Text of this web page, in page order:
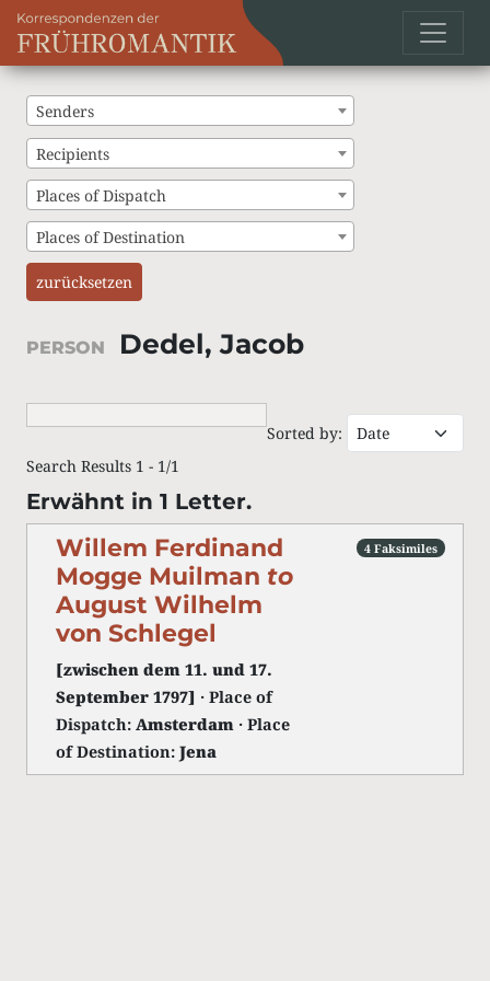
Senders
Recipients
Places of Dispatch
Places of Destination
zurücksetzen
PERSON Dedel, Jacob
Sorted by:
Search Results 1 - 1/1
Erwähnt in 1 Letter.
Willem Ferdinand
Mogge Muilman to
August Wilhelm
von Schlegel
[zwischen dem 11. und 17.
September 1797] · Place of
Dispatch: Amsterdam · Place
of Destination: Jena
4 Faksimiles